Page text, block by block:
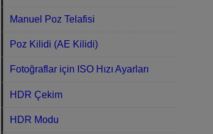
Manuel Poz Telafisi
Poz Kilidi (AE Kilidi)
Fotoğraflar için ISO Hızı Ayarları
HDR Çekim
HDR Modu